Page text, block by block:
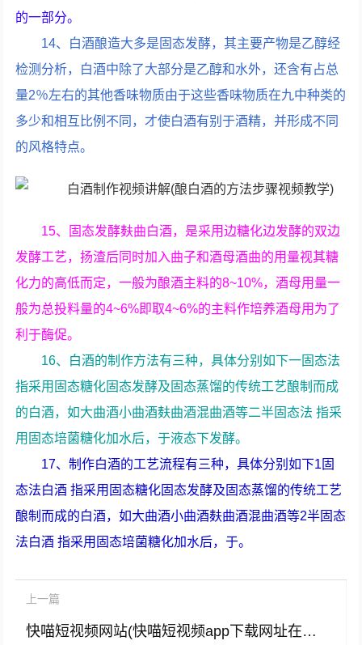
的一部分。
14、白酒酿造大多是固态发酵，其主要产物是乙醇经
检测分析，白酒中除了大部分是乙醇和水外，还含有占总
量2％左右的其他香味物质由于这些香味物质在九中种类的
多少和相互比例不同，才使白酒有别于酒精，并形成不同
的风格特点。
15、固态发酵麸曲白酒，是采用边糖化边发酵的双边
发酵工艺，扬渣后同时加入曲子和酒母酒曲的用量视其糖
化力的高低而定，一般为酿酒主料的8~10%，酒母用量一
般为总投料量的4~6%即取4~6%的主料作培养酒母用为了
利于酶促。
16、白酒的制作方法有三种，具体分别如下一固态法
指采用固态糖化固态发酵及固态蒸馏的传统工艺酿制而成
的白酒，如大曲酒小曲酒麸曲酒混曲酒等二半固态法 指采
用固态培菌糖化加水后，于液态下发酵。
17、制作白酒的工艺流程有三种，具体分别如下1固
态法白酒 指采用固态糖化固态发酵及固态蒸馏的传统工艺
酿制而成的白酒，如大曲酒小曲酒麸曲酒混曲酒等2半固态
法白酒 指采用固态培菌糖化加水后，于。
上一篇
快喵短视频网站(快喵短视频app下载网址在线看)